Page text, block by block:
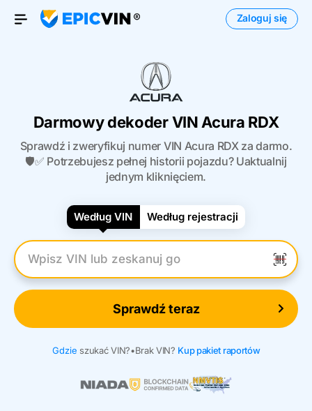
Otwórz menu
Zaloguj się
Darmowy dekoder VIN Acura RDX
Sprawdź i zweryfikuj numer VIN Acura RDX za darmo.
🛡️✅ Potrzebujesz pełnej historii pojazdu? Uaktualnij
jednym kliknięciem.
Według VIN Według rejestracji
Wpisz numer VIN
Sprawdź teraz
Gdzie szukać VIN?•Brak VIN? Kup pakiet raportów